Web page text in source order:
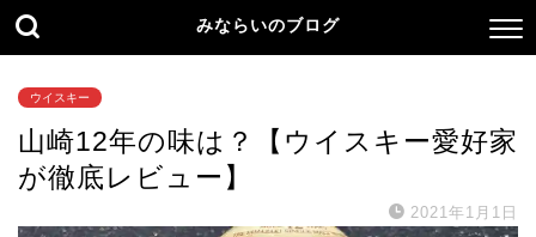
みならいのブログ
ウイスキー
山崎12年の味は？【ウイスキー愛好家
が徹底レビュー】
2021年1月1日